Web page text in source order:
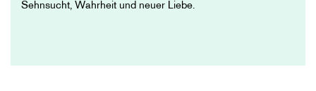
Sehnsucht, Wahrheit und neuer Liebe.